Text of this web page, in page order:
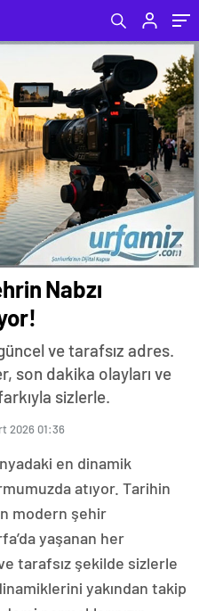
Nabzı
ve tarafsız adres.
son dakika olayları ve
sizlerle.
2026 01:36
en dinamik
atıyor. Tarihin
modern şehir
yaşanan her
tarafsız şekilde sizlerle
yakından takip